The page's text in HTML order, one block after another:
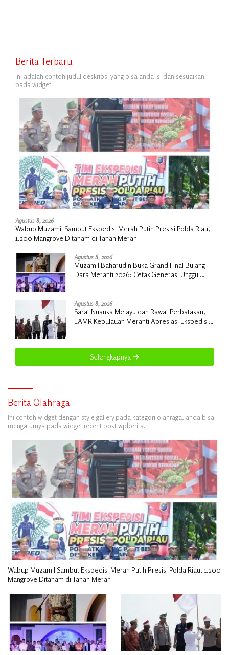
Berita Terbaru
Ini adalah contoh judul deskripsi yang bisa anda isi dan sesuaikan
pada widget
Agustus 8, 2026
Wabup Muzamil Sambut Ekspedisi Merah Putih Presisi Polda Riau,
1.200 Mangrove Ditanam di Tanah Merah
Agustus 8, 2026
Muzamil Baharudin Buka Grand Final Bujang
Dara Meranti 2026: Cetak Generasi Unggul
Agustus 8, 2026
Sarat Nuansa Melayu dan Rawat Perbatasan,
LAMR Kepulauan Meranti Apresiasi Ekspedisi
Selengkapnya
Berita Olahraga
Ini contoh widget dengan style gallery pada kategori olahraga, anda bisa
mengaturnya pada widget recent post wpberita.
Wabup Muzamil Sambut Ekspedisi Merah Putih Presisi Polda Riau, 1.200
Mangrove Ditanam di Tanah Merah